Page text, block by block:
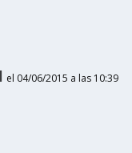
el 04/06/2015 a las 10:39